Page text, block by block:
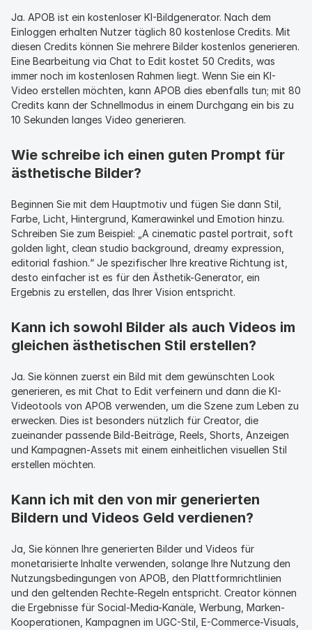
Ja. APOB ist ein kostenloser KI-Bildgenerator. Nach dem
Einloggen erhalten Nutzer täglich 80 kostenlose Credits. Mit
diesen Credits können Sie mehrere Bilder kostenlos generieren.
Eine Bearbeitung via Chat to Edit kostet 50 Credits, was
immer noch im kostenlosen Rahmen liegt. Wenn Sie ein KI-
Video erstellen möchten, kann APOB dies ebenfalls tun; mit 80
Credits kann der Schnellmodus in einem Durchgang ein bis zu
10 Sekunden langes Video generieren.
Wie schreibe ich einen guten Prompt für
ästhetische Bilder?
Beginnen Sie mit dem Hauptmotiv und fügen Sie dann Stil,
Farbe, Licht, Hintergrund, Kamerawinkel und Emotion hinzu.
Schreiben Sie zum Beispiel: „A cinematic pastel portrait, soft
golden light, clean studio background, dreamy expression,
editorial fashion.“ Je spezifischer Ihre kreative Richtung ist,
desto einfacher ist es für den Ästhetik-Generator, ein
Ergebnis zu erstellen, das Ihrer Vision entspricht.
Kann ich sowohl Bilder als auch Videos im
gleichen ästhetischen Stil erstellen?
Ja. Sie können zuerst ein Bild mit dem gewünschten Look
generieren, es mit Chat to Edit verfeinern und dann die KI-
Videotools von APOB verwenden, um die Szene zum Leben zu
erwecken. Dies ist besonders nützlich für Creator, die
zueinander passende Bild-Beiträge, Reels, Shorts, Anzeigen
und Kampagnen-Assets mit einem einheitlichen visuellen Stil
erstellen möchten.
Kann ich mit den von mir generierten
Bildern und Videos Geld verdienen?
Ja, Sie können Ihre generierten Bilder und Videos für
monetarisierte Inhalte verwenden, solange Ihre Nutzung den
Nutzungsbedingungen von APOB, den Plattformrichtlinien
und den geltenden Rechte-Regeln entspricht. Creator können
die Ergebnisse für Social-Media-Kanäle, Werbung, Marken-
Kooperationen, Kampagnen im UGC-Stil, E-Commerce-Visuals,